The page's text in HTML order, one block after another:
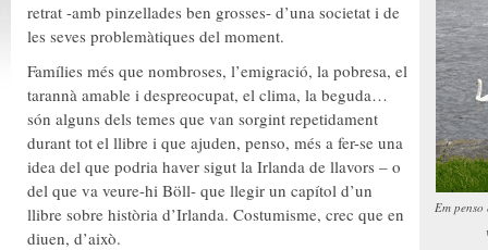
Em
retrat -amb pinzellades ben grosses- d’una societat i de
les seves problemàtiques del moment.
Famílies més que nombroses, l’emigració, la pobresa, el
tarannà amable i despreocupat, el clima, la beguda…
són alguns dels temes que van sorgint repetidament
durant tot el llibre i que ajuden, penso, més a fer-se una
idea del que podria haver sigut la Irlanda de llavors – o
del que va veure-hi Böll- que llegir un capítol d’un
llibre sobre història d’Irlanda. Costumisme, crec que en
diuen, d’això.